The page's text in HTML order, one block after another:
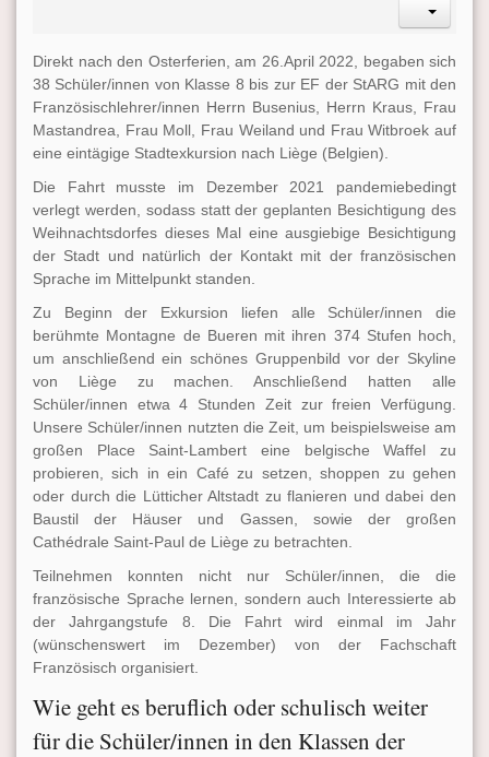
Direkt nach den Osterferien, am 26.April 2022, begaben sich
38 Schüler/innen von Klasse 8 bis zur EF der StARG mit den
Französischlehrer/innen Herrn Busenius, Herrn Kraus, Frau
Mastandrea, Frau Moll, Frau Weiland und Frau Witbroek auf
eine eintägige Stadtexkursion nach Liège (Belgien).
Die Fahrt musste im Dezember 2021 pandemiebedingt
verlegt werden, sodass statt der geplanten Besichtigung des
Weihnachtsdorfes dieses Mal eine ausgiebige Besichtigung
der Stadt und natürlich der Kontakt mit der französischen
Sprache im Mittelpunkt standen.
Zu Beginn der Exkursion liefen alle Schüler/innen die
berühmte Montagne de Bueren mit ihren 374 Stufen hoch,
um anschließend ein schönes Gruppenbild vor der Skyline
von Liège zu machen. Anschließend hatten alle
Schüler/innen etwa 4 Stunden Zeit zur freien Verfügung.
Unsere Schüler/innen nutzten die Zeit, um beispielsweise am
großen Place Saint-Lambert eine belgische Waffel zu
probieren, sich in ein Café zu setzen, shoppen zu gehen
oder durch die Lütticher Altstadt zu flanieren und dabei den
Baustil der Häuser und Gassen, sowie der großen
Cathédrale Saint-Paul de Liège zu betrachten.
Teilnehmen konnten nicht nur Schüler/innen, die die
französische Sprache lernen, sondern auch Interessierte ab
der Jahrgangstufe 8. Die Fahrt wird einmal im Jahr
(wünschenswert im Dezember) von der Fachschaft
Französisch organisiert.
Wie geht es beruflich oder schulisch weiter
für die Schüler/innen in den Klassen der